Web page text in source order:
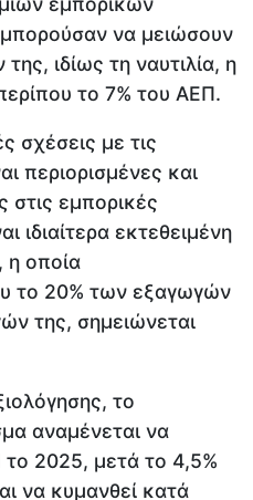
να μειώσουν
ιδίως τη ναυτιλία, η
το 7% του ΑΕΠ.
σχέσεις με τις
περιορισμένες και
στις εμπορικές
ιδιαίτερα εκτεθειμένη
οποία
το 20% των εξαγωγών
της, σημειώνεται
το
αναμένεται να
2025, μετά το 4,5%
να κυμανθεί κατά